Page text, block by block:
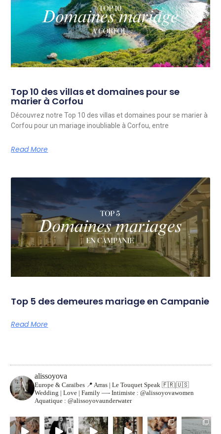
Top 10 des villas et domaines pour se
marier à Corfou
Découvrez notre Top 10 des villas et domaines pour se marier à
Corfou pour un mariage inoubliable à Corfou, entre
Read More
Top 5 des demeures mariage en Campanie
Read More
alissoyova
Europe & Caraïbes 📍 Arras | Le Touquet Speak 🇫🇷|🇺🇸
Wedding | Love | Family —- Intimiste : @alissoyovawomen
Aquatique : @alissoyovaunderwater